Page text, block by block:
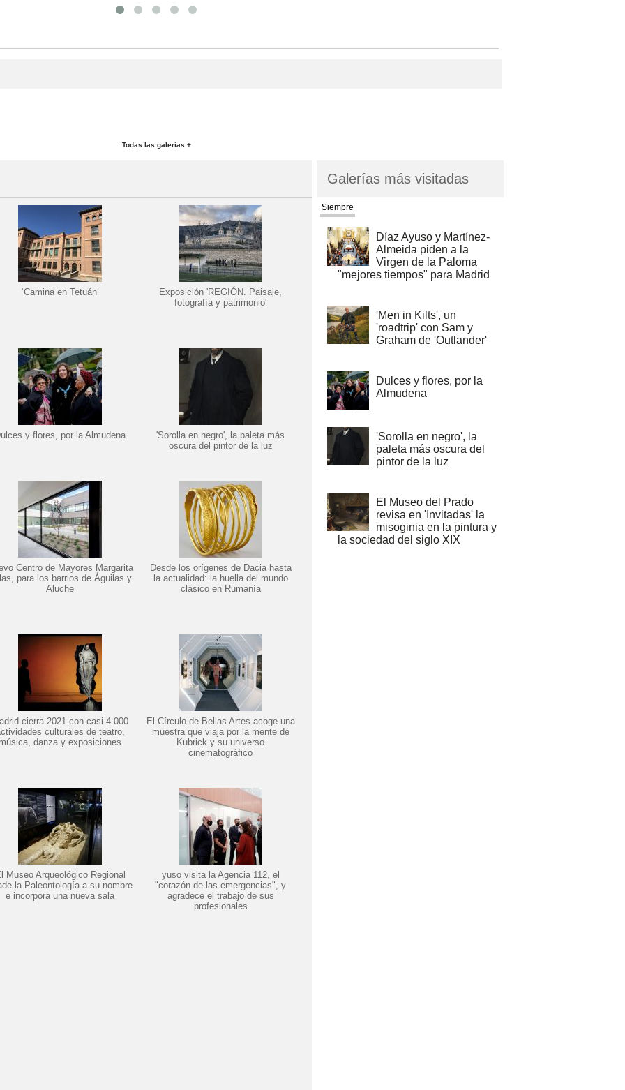
Todas las galerías +
‘Camina en Tetuán’
Exposición 'REGIÓN. Paisaje,
fotografía y patrimonio'
y flores, por la Almudena
'Sorolla en negro', la paleta más
oscura del pintor de la luz
Centro de Mayores Margarita
para los barrios de Águilas y
Aluche
Desde los orígenes de Dacia hasta
la actualidad: la huella del mundo
clásico en Rumanía
cierra 2021 con casi 4.000
culturales de teatro,
danza y exposiciones
El Círculo de Bellas Artes acoge una
muestra que viaja por la mente de
Kubrick y su universo
cinematográfico
Museo Arqueológico Regional
la Paleontología a su nombre
e incorpora una nueva sala
yuso visita la Agencia 112, el
"corazón de las emergencias", y
agradece el trabajo de sus
profesionales
Galerías más visitadas
Siempre
Díaz Ayuso y Martínez-
Almeida piden a la
Virgen de la Paloma
"mejores tiempos" para Madrid
'Men in Kilts', un
'roadtrip' con Sam y
Graham de 'Outlander'
Dulces y flores, por la
Almudena
'Sorolla en negro', la
paleta más oscura del
pintor de la luz
El Museo del Prado
revisa en 'Invitadas' la
misoginia en la pintura y
la sociedad del siglo XIX